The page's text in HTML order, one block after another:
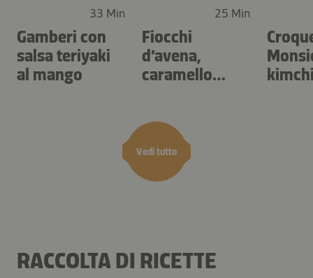
Vedi tutto
33 Min
Gamberi con
salsa teriyaki
al mango
25 Min
Fiocchi
d’avena,
caramello
RACCOLTA DI RICETTE